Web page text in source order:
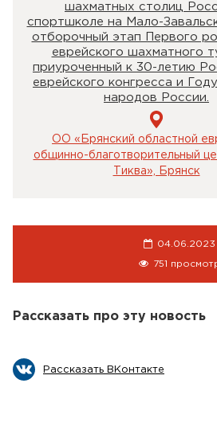
шахматных столиц
спортшколе на Мало-
отборочный этап Первого
еврейского шахматного
приуроченный к 30-летию
еврейского конгресса и
народов России.
ОО «Брянский областной
общинно-благотворительный
Тиква», Брянск
04.06.2023
751
Рассказать про эту новость
Рассказать ВКонтакте